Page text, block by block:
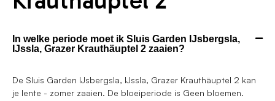
In welke periode moet ik Sluis Garden IJsbergsla,
IJssla, Grazer Krauthäuptel 2 zaaien?
De Sluis Garden IJsbergsla, IJssla, Grazer Krauthäuptel 2 kan
je lente - zomer zaaien. De bloeiperiode is Geen bloemen.